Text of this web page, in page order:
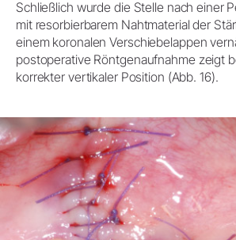
Schließlich wurde die Stelle nach einer
mit resorbierbarem Nahtmaterial der
einem koronalen Verschiebelappen
postoperative Röntgenaufnahme zeigt
korrekter vertikaler Position (Abb. 16).